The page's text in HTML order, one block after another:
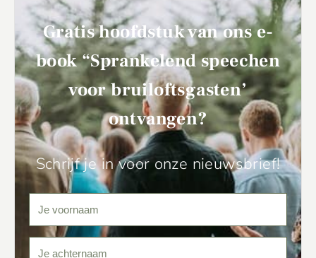
Gratis hoofdstuk van ons e-
book “Sprankelend speechen
voor bruiloftsgasten’
ontvangen?
Schrijf je in voor onze nieuwsbrief!